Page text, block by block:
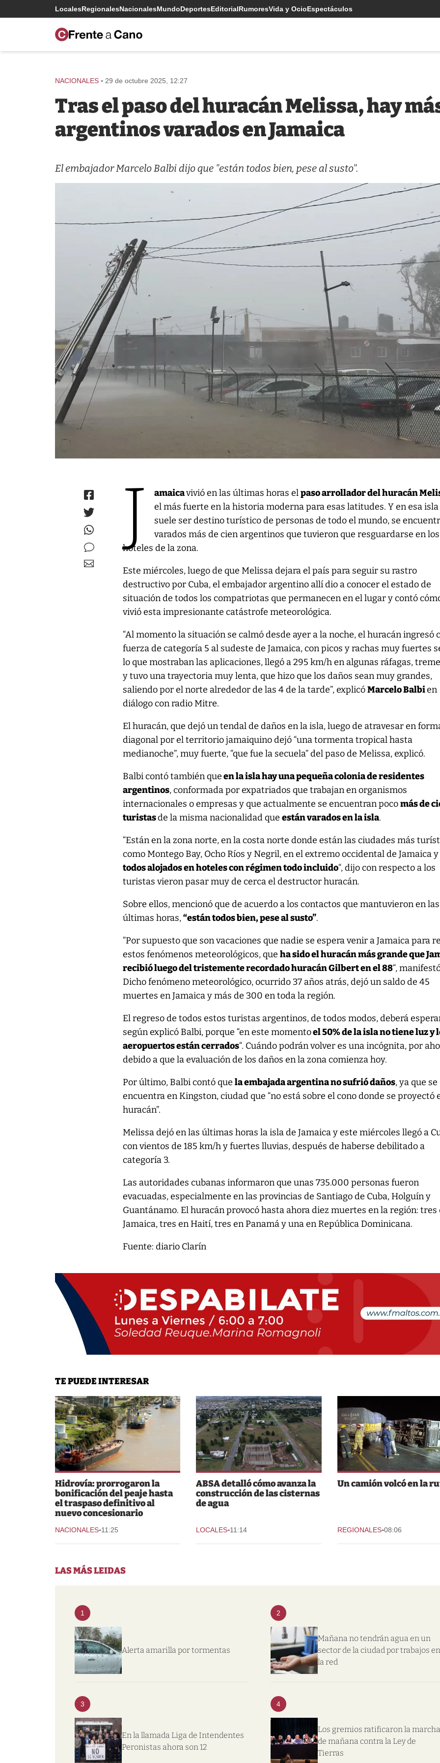
LocalesRegionalesNacionalesMundoDeportesEditorialRumoresVida y OcioEspectáculos
NACIONALES - 29 de octubre 2025, 12:27
Tras el paso del huracán Melissa, hay
argentinos varados en Jamaica
El embajador Marcelo Balbi dijo que "están todos bien, pese al susto".
J amaicavivió en las últimas horas elpaso arrollador del huracán
el más fuerte en la historia moderna para esas latitudes. Y en esa isla
suele ser destino turístico de personas de todo el mundo, se
varados más de cien argentinos que tuvieron que resguardarse en los
hoteles de la zona.
Este miércoles, luego de que Melissa dejara el país para seguir su rastro
destructivo por Cuba, el embajador argentino allí dio a conocer el estado de
situación de todos los compatriotas que permanecen en el lugar y contó
vivió esta impresionante catástrofe meteorológica.
“Al momento la situación se calmó desde ayer a la noche, el huracán ingresó
fuerza de categoría 5 al sudeste de Jamaica, con picos y rachas muy fuertes
lo que mostraban las aplicaciones, llegó a 295 km/h en algunas ráfagas,
y tuvo una trayectoria muy lenta, que hizo que los daños sean muy grandes,
saliendo por el norte alrededor de las 4 de la tarde”, explicóMarcelo Balbien
diálogo con radio Mitre.
El huracán, que dejó un tendal de daños en la isla, luego de atravesar en
diagonal por el territorio jamaiquino dejó “una tormenta tropical hasta
medianoche”, muy fuerte, “que fue la secuela” del paso de Melissa, explicó.
Balbi contó también queen la isla hay una pequeña colonia de residentes
argentinos, conformada por expatriados que trabajan en organismos
internacionales o empresas y que actualmente se encuentran pocomás de
turistasde la misma nacionalidad queestán varados en la isla.
“Están en la zona norte, en la costa norte donde están las ciudades más
como Montego Bay, Ocho Ríos y Negril, en el extremo occidental de Jamaica y
todos alojados en hoteles con régimen todo incluido“, dijo con respecto a los
turistas vieron pasar muy de cerca el destructor huracán.
Sobre ellos, mencionó que de acuerdo a los contactos que mantuvieron en las
últimas horas,“están todos bien, pese al susto”.
“Por supuesto que son vacaciones que nadie se espera venir a Jamaica para
estos fenómenos meteorológicos, queha sido el huracán más grande que
recibió luego del tristemente recordado huracán Gilbert en el 88“,
Dicho fenómeno meteorológico, ocurrido 37 años atrás, dejó un saldo de 45
muertes en Jamaica y más de 300 en toda la región.
El regreso de todos estos turistas argentinos, de todos modos, deberá
según explicó Balbi, porque “en este momentoel 50% de la isla no tiene luz y
aeropuertos están cerrados“. Cuándo podrán volver es una incógnita, por
debido a que la evaluación de los daños en la zona comienza hoy.
Por último, Balbi contó quela embajada argentina no sufrió daños, ya que se
encuentra en Kingston, ciudad que “no está sobre el cono donde se proyectó
huracán”.
Melissa dejó en las últimas horas la isla de Jamaica y este miércoles llegó a
con vientos de 185 km/h y fuertes lluvias, después de haberse debilitado a
categoría 3.
Las autoridades cubanas informaron que unas 735.000 personas fueron
evacuadas, especialmente en las provincias de Santiago de Cuba, Holguín y
Guantánamo. El huracán provocó hasta ahora diez muertes en la región: tres
Jamaica, tres en Haití, tres en Panamá y una en República Dominicana.
Fuente: diario Clarín
TE PUEDE INTERESAR
Hidrovía: prorrogaron la
bonificación del peaje hasta
el traspaso definitivo al
nuevo concesionario
NACIONALES-11:25
ABSA detalló cómo avanza la
construcción de las cisternas
de agua
LOCALES-11:14
Un camión volcó en la
REGIONALES-08:06
LAS MÁS LEIDAS
1
Alerta amarilla por tormentas
2
Mañana no tendrán agua en un
sector de la ciudad por trabajos en
la red
3
En la llamada Liga de Intendentes
Peronistas ahora son 12
4
Los gremios ratificaron la marcha
de mañana contra la Ley de
Tierras